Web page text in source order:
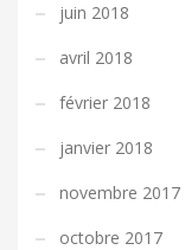
juin 2018
avril 2018
février 2018
janvier 2018
novembre 2017
octobre 2017